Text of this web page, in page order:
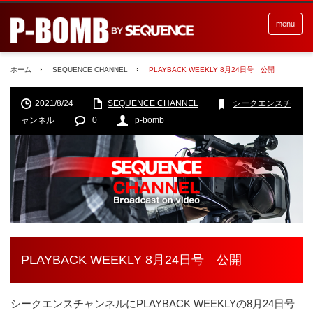
menu
ホーム SEQUENCE CHANNEL PLAYBACK WEEKLY 8月24日号 公開
2021/8/24 SEQUENCE CHANNEL
シークエンスチ
ャンネル
0 p-bomb
PLAYBACK WEEKLY 8月24日号 公開
シークエンスチャンネルにPLAYBACK WEEKLYの8月24日号